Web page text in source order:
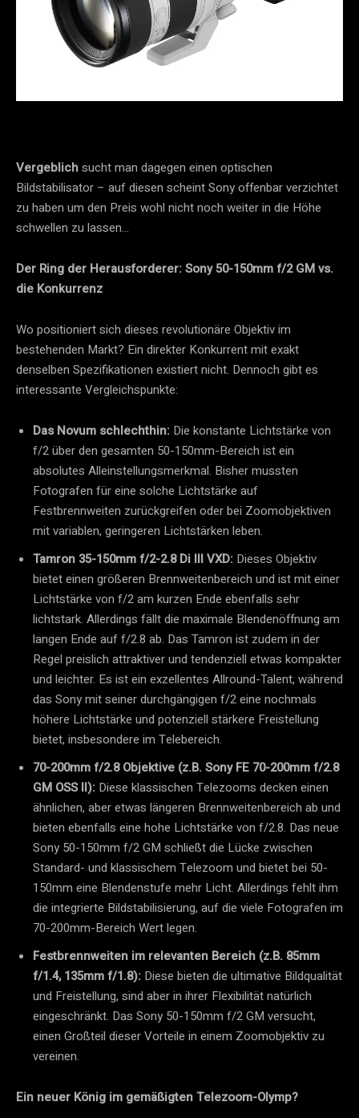
Vergeblichsucht man dagegen einen optischen
Bildstabilisator – auf diesen scheint Sony offenbar verzichtet
zu haben um den Preis wohl nicht noch weiter in die Höhe
schwellen zu lassen…
Der Ring der Herausforderer: Sony 50-150mm f/2 GM vs.
die Konkurrenz
Wo positioniert sich dieses revolutionäre Objektiv im
bestehenden Markt? Ein direkter Konkurrent mit exakt
denselben Spezifikationen existiert nicht. Dennoch gibt es
interessante Vergleichspunkte:
Das Novum schlechthin: Die konstante Lichtstärke von
f/2 über den gesamten 50-150mm-Bereich ist ein
absolutes Alleinstellungsmerkmal. Bisher mussten
Fotografen für eine solche Lichtstärke auf
Festbrennweiten zurückgreifen oder bei Zoomobjektiven
mit variablen, geringeren Lichtstärken leben.
Tamron 35-150mm f/2-2.8 Di III VXD: Dieses Objektiv
bietet einen größeren Brennweitenbereich und ist mit einer
Lichtstärke von f/2 am kurzen Ende ebenfalls sehr
lichtstark. Allerdings fällt die maximale Blendenöffnung am
langen Ende auf f/2.8 ab. Das Tamron ist zudem in der
Regel preislich attraktiver und tendenziell etwas kompakter
und leichter. Es ist ein exzellentes Allround-Talent, während
das Sony mit seiner durchgängigen f/2 eine nochmals
höhere Lichtstärke und potenziell stärkere Freistellung
bietet, insbesondere im Telebereich.
70-200mm f/2.8 Objektive (z.B. Sony FE 70-200mm f/2.8
GM OSS II): Diese klassischen Telezooms decken einen
ähnlichen, aber etwas längeren Brennweitenbereich ab und
bieten ebenfalls eine hohe Lichtstärke von f/2.8. Das neue
Sony 50-150mm f/2 GM schließt die Lücke zwischen
Standard- und klassischem Telezoom und bietet bei 50-
150mm eine Blendenstufe mehr Licht. Allerdings fehlt ihm
die integrierte Bildstabilisierung, auf die viele Fotografen im
70-200mm-Bereich Wert legen.
Festbrennweiten im relevanten Bereich (z.B. 85mm
f/1.4, 135mm f/1.8): Diese bieten die ultimative Bildqualität
und Freistellung, sind aber in ihrer Flexibilität natürlich
eingeschränkt. Das Sony 50-150mm f/2 GM versucht,
einen Großteil dieser Vorteile in einem Zoomobjektiv zu
vereinen.
Ein neuer König im gemäßigten Telezoom-Olymp?